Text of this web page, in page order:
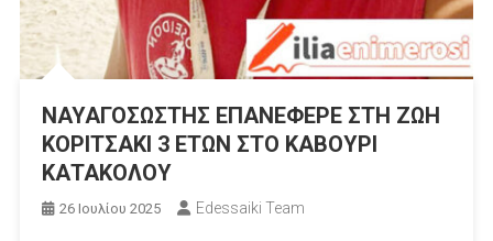
ΝΑΥΑΓΟΣΩΣΤΗΣ ΕΠΑΝΕΦΕΡΕ ΣΤΗ ΖΩΗ
ΚΟΡΙΤΣΑΚΙ 3 ΕΤΩΝ ΣΤΟ ΚΑΒΟΥΡΙ
ΚΑΤΑΚΟΛΟΥ
26 Ιουλίου 2025 Edessaiki Team